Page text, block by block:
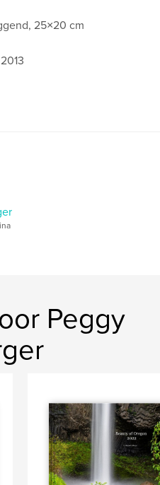
25×20 cm
Peggy